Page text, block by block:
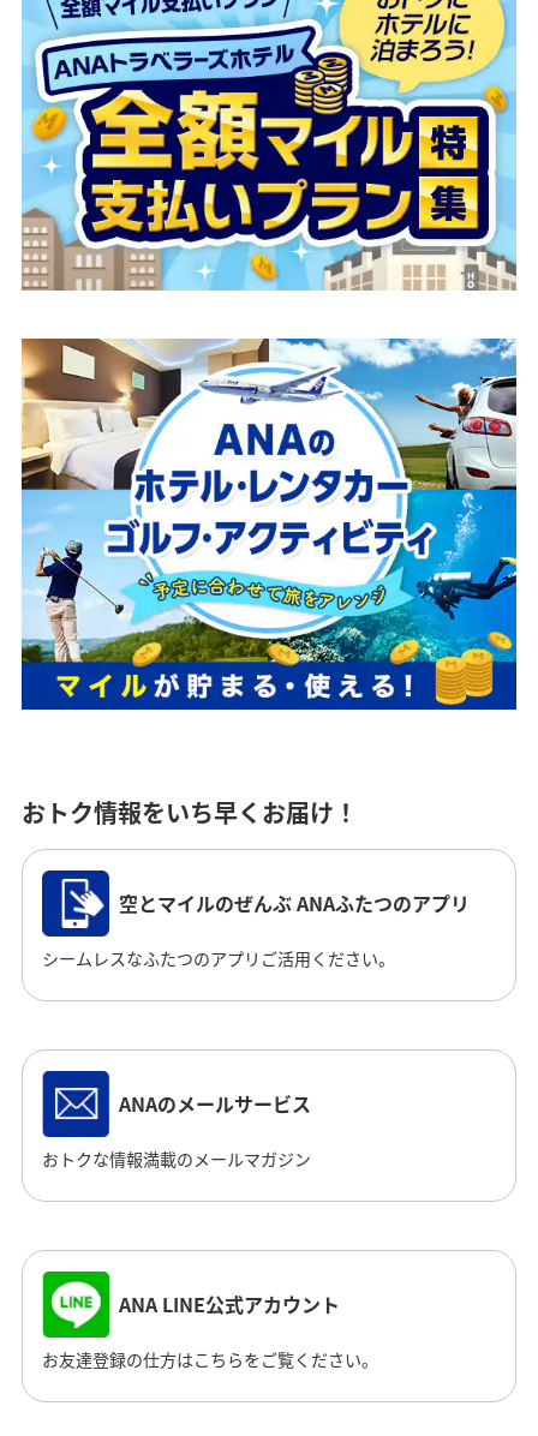
おトク情報をいち早くお届け！
空とマイルのぜんぶ ANAふたつのアプリ
シームレスなふたつのアプリご活用ください。
ANAのメールサービス
おトクな情報満載のメールマガジン
ANA LINE公式アカウント
お友達登録の仕方はこちらをご覧ください。